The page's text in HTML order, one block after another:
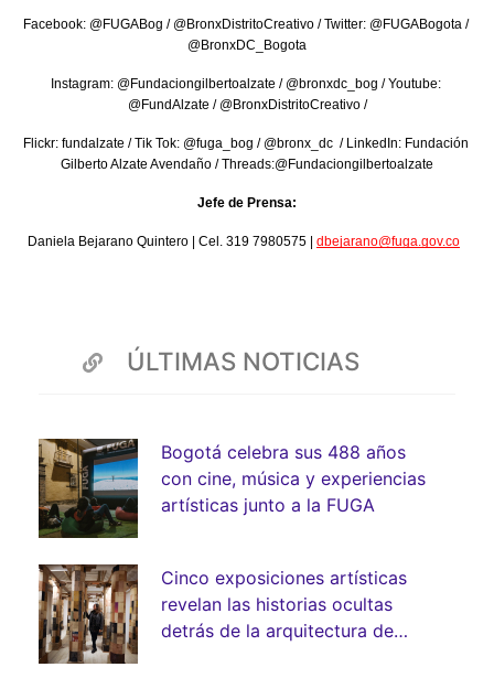
Facebook: @FUGABog / @BronxDistritoCreativo / Twitter: @FUGABogota /
@BronxDC_Bogota
Instagram: @Fundaciongilbertoalzate / @bronxdc_bog / Youtube:
@FundAlzate / @BronxDistritoCreativo /
Flickr: fundalzate / Tik Tok: @fuga_bog / @bronx_dc  / LinkedIn: Fundación
Gilberto Alzate Avendaño / Threads:@Fundaciongilbertoalzate
Jefe de Prensa:
Daniela Bejarano Quintero | Cel. 319 7980575 | dbejarano@fuga.gov.co
ÚLTIMAS NOTICIAS
Bogotá celebra sus 488 años
con cine, música y experiencias
artísticas junto a la FUGA
Cinco exposiciones artísticas
revelan las historias ocultas
detrás de la arquitectura de